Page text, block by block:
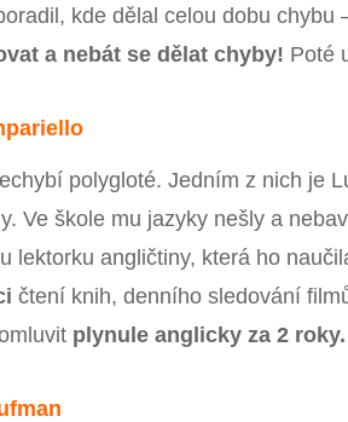
kde dělal celou dobu
a nebát se dělat chyby! Poté
polygloté. Jedním z nich je
Ve škole mu jazyky nešly a
lektorku angličtiny, která ho
čtení knih, denního sledování
plynule anglicky za 2 roky.